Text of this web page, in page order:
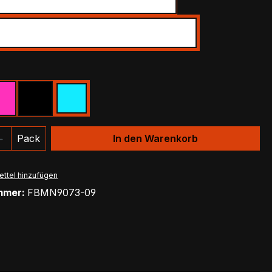
Anzahl: Gib den gewünschten Wert
Pack In den Warenkorb
hinzufügen
FBMN9073-09